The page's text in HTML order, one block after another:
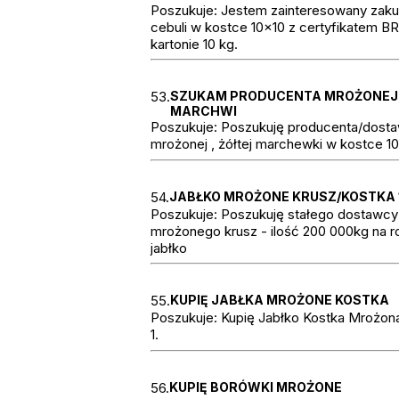
Poszukuje: Jestem zainteresowany
cebuli w kostce 10x10 z certyfikatem
kartonie 10 kg.
53.SZUKAM PRODUCENTA MROŻONEJ
MARCHWI
Poszukuje: Poszukuję producenta/
mrożonej , żółtej marchewki w kostce
54.JABŁKO MROŻONE KRUSZ/KOSTKA
Poszukuje: Poszukuję stałego dostawcy
mrożonego krusz - ilość 200 000kg na
jabłko
55.KUPIĘ JABŁKA MROŻONE KOSTKA
Poszukuje: Kupię Jabłko Kostka
1.
56.KUPIĘ BORÓWKI MROŻONE